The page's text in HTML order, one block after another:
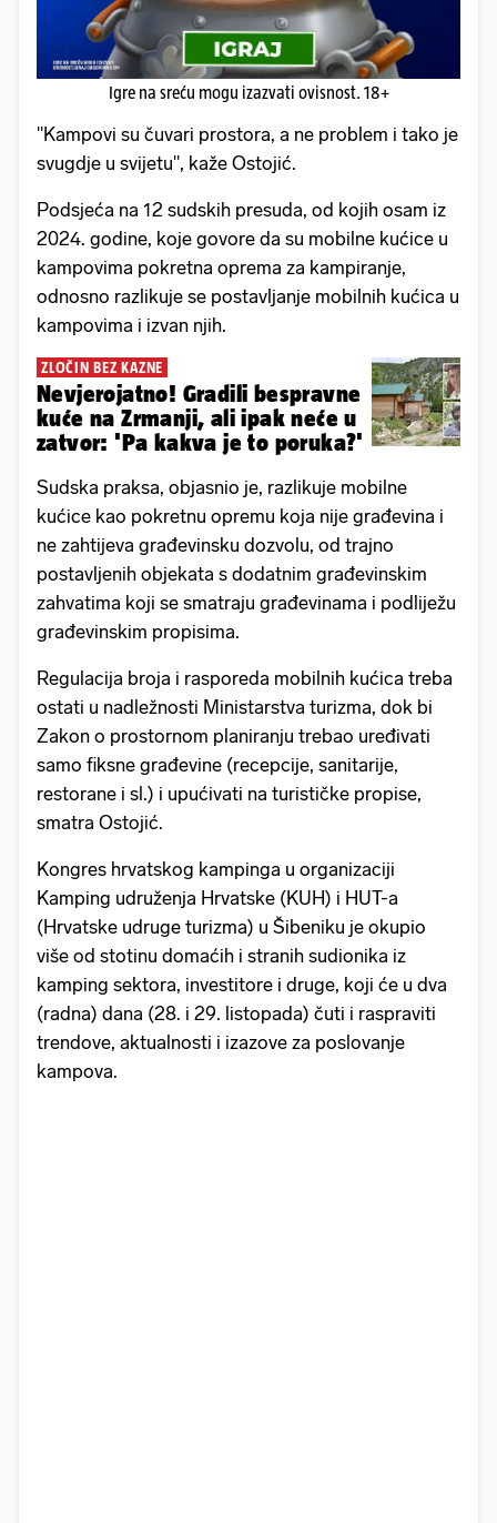
Igre na sreću mogu izazvati ovisnost. 18+
"Kampovi su čuvari prostora, a ne problem i tako je
svugdje u svijetu", kaže Ostojić.
Podsjeća na 12 sudskih presuda, od kojih osam iz
2024. godine, koje govore da su mobilne kućice u
kampovima pokretna oprema za kampiranje,
odnosno razlikuje se postavljanje mobilnih kućica u
kampovima i izvan njih.
ZLOČIN BEZ KAZNE
Nevjerojatno! Gradili bespravne
kuće na Zrmanji, ali ipak neće u
zatvor: 'Pa kakva je to poruka?'
Sudska praksa, objasnio je, razlikuje mobilne
kućice kao pokretnu opremu koja nije građevina i
ne zahtijeva građevinsku dozvolu, od trajno
postavljenih objekata s dodatnim građevinskim
zahvatima koji se smatraju građevinama i podliježu
građevinskim propisima.
Regulacija broja i rasporeda mobilnih kućica treba
ostati u nadležnosti Ministarstva turizma, dok bi
Zakon o prostornom planiranju trebao uređivati
samo fiksne građevine (recepcije, sanitarije,
restorane i sl.) i upućivati na turističke propise,
smatra Ostojić.
Kongres hrvatskog kampinga u organizaciji
Kamping udruženja Hrvatske (KUH) i HUT-a
(Hrvatske udruge turizma) u Šibeniku je okupio
više od stotinu domaćih i stranih sudionika iz
kamping sektora, investitore i druge, koji će u dva
(radna) dana (28. i 29. listopada) čuti i raspraviti
trendove, aktualnosti i izazove za poslovanje
kampova.